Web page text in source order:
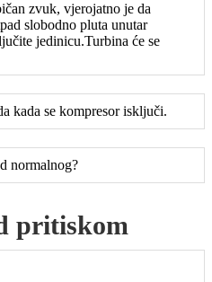
zvuk, vjerojatno je da
slobodno pluta unutar
jedinicu.Turbina će se
kada se kompresor isključi.
normalnog?
pritiskom